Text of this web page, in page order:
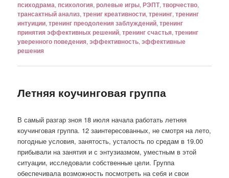
психодрама, психология,ролевые игры,РЭПТ,творчество,
трансактный анализ,трениг креативности,тренинг,тренинг
интуиции,тренинг преодоления заблуждений,тренинг
принятия эффективных решений,тренинг счастья,тренинг
уверенного поведения,эффективность,эффективные
решения
Летняя коучинговая группа
В самый разгар зноя 18 июля начала работать летняя
коучинговая группа. 12 заинтересованных, не смотря на лето,
погодные условия, занятость, усталость по средам в 19.00
прибывали на занятия и с энтузиазмом, уместным в этой
ситуации, исследовали собственные цели. Группа
обеспечивала возможность посмотреть на себя и свои